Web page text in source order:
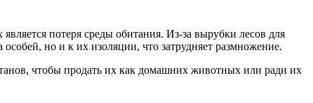
потеря среды обитания. Из-за вырубки лесов для
но и к их изоляции, что затрудняет размножение.
чтобы продать их как домашних животных или ради их